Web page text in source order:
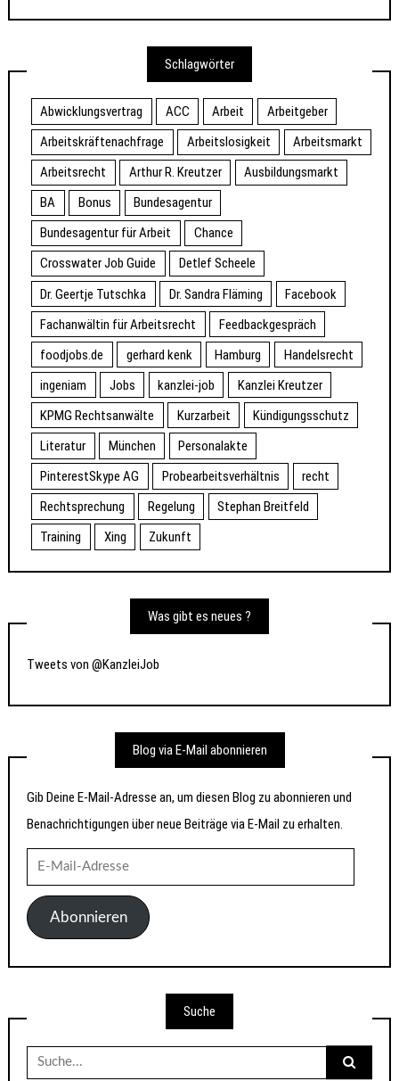
Schlagwörter
Abwicklungsvertrag ACC Arbeit
Arbeitgeber
Arbeitskräftenachfrage
Arbeitslosigkeit
Arbeitsmarkt
Arbeitsrecht
Arthur R. Kreutzer
Ausbildungsmarkt
BA
Bonus
Bundesagentur
Bundesagentur für Arbeit
Chance
Crosswater Job Guide
Detlef Scheele
Dr. Geertje Tutschka
Dr. Sandra Fläming
Facebook
Fachanwältin für Arbeitsrecht
Feedbackgespräch
foodjobs.de
gerhard kenk Hamburg
Handelsrecht
ingeniam
Jobs kanzlei-job
Kanzlei Kreutzer
KPMG Rechtsanwälte
Kurzarbeit
Kündigungsschutz
Literatur
München
Personalakte
PinterestSkype AG
Probearbeitsverhältnis
recht
Rechtsprechung
Regelung
Stephan Breitfeld
Training
Xing Zukunft
Was gibt es neues ?
Tweets von @KanzleiJob
Blog via E-Mail abonnieren
Gib Deine E-Mail-Adresse an, um diesen Blog zu abonnieren und
Benachrichtigungen über neue Beiträge via E-Mail zu erhalten.
Mail-
AdresseAbonnieren
Suche
Suche
nach: